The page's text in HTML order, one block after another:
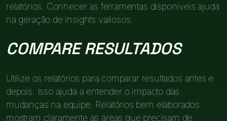
relatórios. Conhecer as ferramentas disponíveis ajuda
na geração de insights valiosos.
COMPARE RESULTADOS
Utilize os relatórios para comparar resultados antes e
depois. Isso ajuda a entender o impacto das
mudanças na equipe. Relatórios bem elaborados
mostram claramente as áreas que precisam de